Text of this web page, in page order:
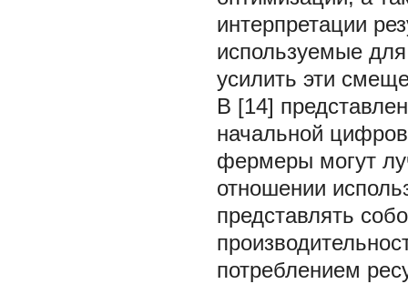
интерпретации
используемые
усилить эти
В [14]
начальной
фермеры могут
отношении
представлять
потреблением